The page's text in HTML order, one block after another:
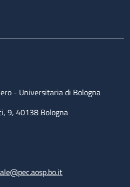
- Universitaria di Bologna
9, 40138 Bologna